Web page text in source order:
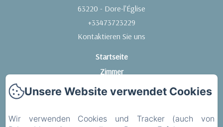
63220 - Dore-l'Église
+33473723229
Kontaktieren Sie uns
Startseite
Zimmer
Umgebung
Kontakt
Unsere Website verwendet Cookies
Wir verwenden Cookies und Tracker (auch von